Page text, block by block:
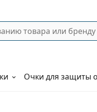
Очки для защиты